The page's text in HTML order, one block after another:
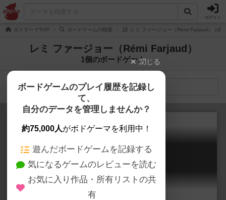
ログイン
ボドゲーマTOP ボードゲームの検索 レミ ファージョー（Rémi Farjaud） 1個
レミ ファージョー（Rémi Farjaud）
1個のボードゲーム
検索メニュー
ギャングラッシュ
Gang Rush Breakout
閉じる
ボードゲームのプレイ履歴を記録し
て、
自分のデータを管理しませんか？
約75,000人がボドゲーマを利用中！
遊んだボードゲームを記録する
気になるゲームのレビューを読む
お気に入り作品・所有リストの共
有